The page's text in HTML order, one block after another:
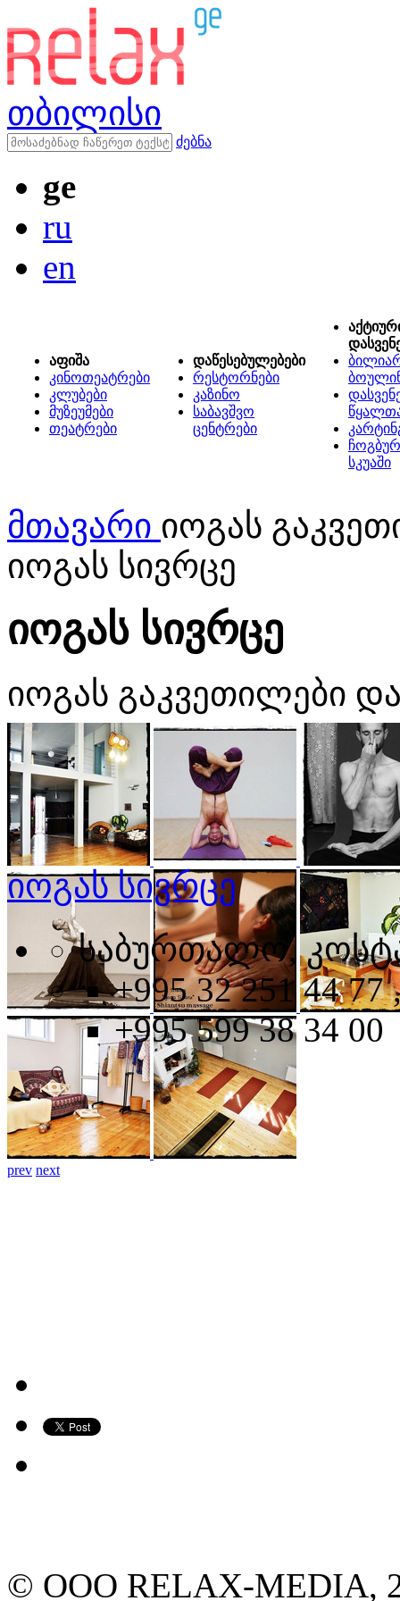
თბილისი
ძებნა
ge
ru
en
აფიშა
კინოთეატრები
კლუბები
მუზეუმები
თეატრები
დაწესებულებები
რესტორნები
კაზინო
საბავშვო
ცენტრები
სკუაში
მთავარი იოგას
იოგას სივრცე
იოგას სივრცე
იოგას გაკვეთილები
prev next
იოგას სივრცე
საბურთალო,
+995 32 251 44 77
+995 599 38 34 00
© ООО RELAX-MEDIA,